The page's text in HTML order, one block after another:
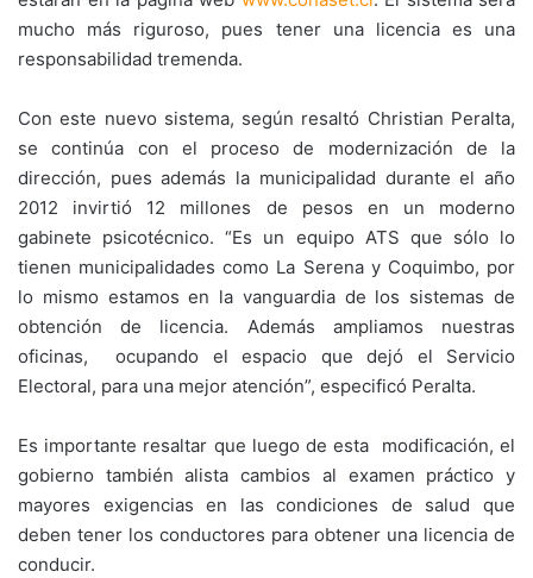
mucho más riguroso, pues tener una licencia es una
responsabilidad tremenda.
Con este nuevo sistema, según resaltó Christian Peralta,
se continúa con el proceso de modernización de la
dirección, pues además la municipalidad durante el año
2012 invirtió 12 millones de pesos en un moderno
gabinete psicotécnico. “Es un equipo ATS que sólo lo
tienen municipalidades como La Serena y Coquimbo, por
lo mismo estamos en la vanguardia de los sistemas de
obtención de licencia. Además ampliamos nuestras
oficinas, ocupando el espacio que dejó el Servicio
Electoral, para una mejor atención”, especificó Peralta.
Es importante resaltar que luego de esta modificación, el
gobierno también alista cambios al examen práctico y
mayores exigencias en las condiciones de salud que
deben tener los conductores para obtener una licencia de
conducir.